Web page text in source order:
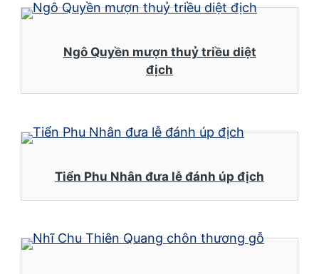
Ngô Quyền mượn thuỷ triều diệt
địch
Tiển Phu Nhân đưa lễ đánh úp địch